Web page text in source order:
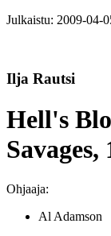
Julkaistu: 2009-04-
Ilja Rautsi
Hell's
Savages,
Ohjaaja:
Al Adamson